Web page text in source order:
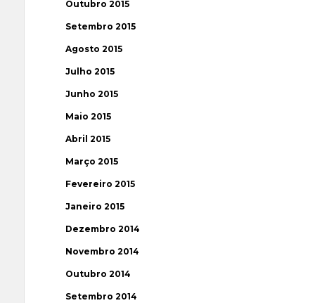
Outubro 2015
Setembro 2015
Agosto 2015
Julho 2015
Junho 2015
Maio 2015
Abril 2015
Março 2015
Fevereiro 2015
Janeiro 2015
Dezembro 2014
Novembro 2014
Outubro 2014
Setembro 2014